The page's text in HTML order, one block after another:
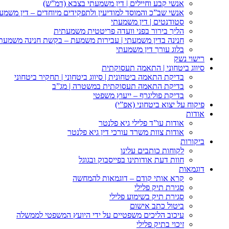
אנשי קבע וחיילים | דין משמעתי בצבא (דמ”ש)
אנשי שב”כ והמוסד למודיעין ולתפקידים מיוחדים – דין
סטודנטים | דין משמעתי
הליך בירור בפני וועדה פריטטית משמעתית
חנינה בדין משמעתי | עבירות משמעת – בקשת חנינה
בלוג עורך דין משמעתי
רישוי נשק
סיווג ביטחוני | התאמה תעסוקתית
בדיקת התאמה ביטחונית | סיווג ביטחוני | תחקיר ביטחוני
בדיקת התאמה תעסוקתית במשטרה | מג”ב
בדיקת פוליגרף – ייעוץ משפטי
פיקוח על יצוא ביטחוני (אפ”י)
אודות
אודות עו”ד פלילי גיא פלנטר
אודות צוות משרד עורכי דין גיא פלנטר
ביקורות
לקוחות כותבים עלינו
חוות דעת אודותינו בפייסבוק ובגוגל
דוגמאות
קרא אותי קודם – דוגמאות להמחשה
סגירת תיק פלילי
סגירת תיק בשימוע פלילי
ביטול כתב אישום
עיכוב הליכים משפטיים על ידי היועץ המשפטי לממשלה
זיכוי בתיק פלילי